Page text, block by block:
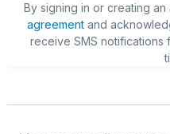
By signing in or creating
agreementand
receive SMS notifications